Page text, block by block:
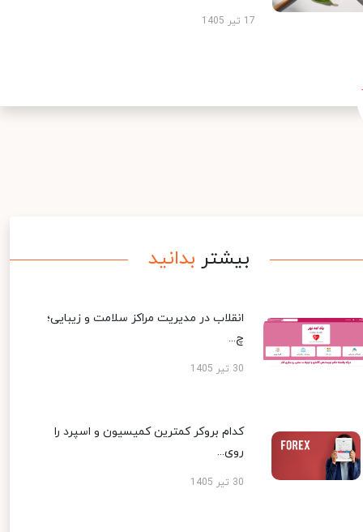
17 تیر 1405
بیشتر بدانید
انقلاب در مدیریت مراکز سلامت و زیبایی؛
چ...
30 تیر 1405
کدام بروکر کمترین کمیسیون و اسپرد را
روی...
30 تیر 1405